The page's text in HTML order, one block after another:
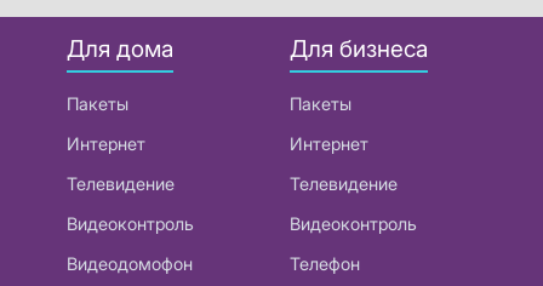
Для дома
Пакеты
Интернет
Телевидение
Видеоконтроль
Видеодомофон
Для бизнеса
Пакеты
Интернет
Телевидение
Видеоконтроль
Телефон